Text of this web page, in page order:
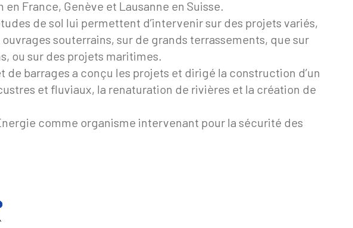
France, Genève et Lausanne en Suisse.
de sol lui permettent d’intervenir sur des projets variés,
souterrains, sur de grands terrassements, que sur
ou sur des projets maritimes.
barrages a conçu les projets et dirigé la construction d’un
et fluviaux, la renaturation de rivières et la création de
comme organisme intervenant pour la sécurité des